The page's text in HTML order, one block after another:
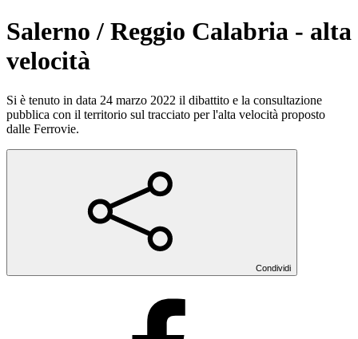
Salerno / Reggio Calabria - alta
velocità
Si è tenuto in data 24 marzo 2022 il dibattito e la consultazione
pubblica con il territorio sul tracciato per l'alta velocità proposto
dalle Ferrovie.
Condividi